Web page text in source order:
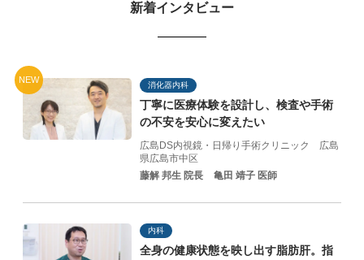
新着インタビュー
NEW
消化器内科
丁寧に医療体験を設計し、 検査や手術
の不安を安心に変えたい
広島DS内視鏡・日帰り手術クリニック 広島
県広島市中区
藤解 邦生 院長
亀田 靖子 医師
内科
全身の健康状態を映し出す脂肪肝。指